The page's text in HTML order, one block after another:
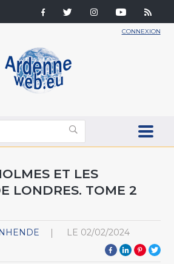
CONNEXION
ET LES
LONDRES. TOME 2
LE 02/02/2024